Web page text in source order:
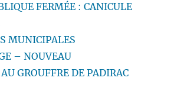
FERMÉE : CANICULE
MUNICIPALES
– NOUVEAU
GROUFFRE DE PADIRAC